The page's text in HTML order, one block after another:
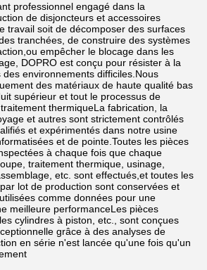
professionnel engagé dans la
de disjoncteurs et accessoires
travail soit de décomposer des surfaces
tranchées, de construire des systèmes
empêcher le blocage dans les
DOPRO est conçu pour résister à la
environnements difficiles.Nous
des matériaux de haute qualité bas
supérieur et tout le processus de
thermiqueLa fabrication, la
et autres sont strictement contrôlés
et expérimentés dans notre usine
et de pointe.Toutes les pièces
à chaque fois que chaque
traitement thermique, usinage,
etc. sont effectués,et toutes les
lot de production sont conservées et
comme données pour une
meilleure performanceLes pièces
cylindres à piston, etc., sont conçues
grâce à des analyses de
en série n'est lancée qu'une fois qu'un